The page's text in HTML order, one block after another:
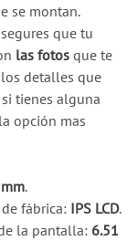
se montan.
que tu
las fotos que te
detalles que
tienes alguna
opción mas
.
fábrica: IPS LCD.
la pantalla: 6.51